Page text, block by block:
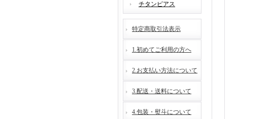
チタンピアス
特定商取引法表示
1.初めてご利用の方へ
2.お支払い方法について
3.配送・送料について
4.包装・熨斗について